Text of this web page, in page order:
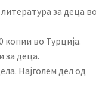
за деца во
копии во Турција.
за деца.
Најголем дел од